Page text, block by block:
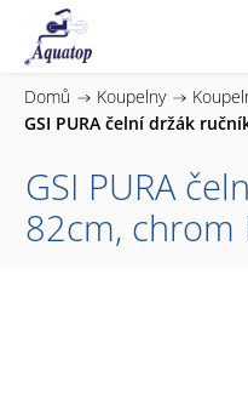
Domů / Koupelny /
GSI PURA čelní držák
GSI PURA
82cm, chrom